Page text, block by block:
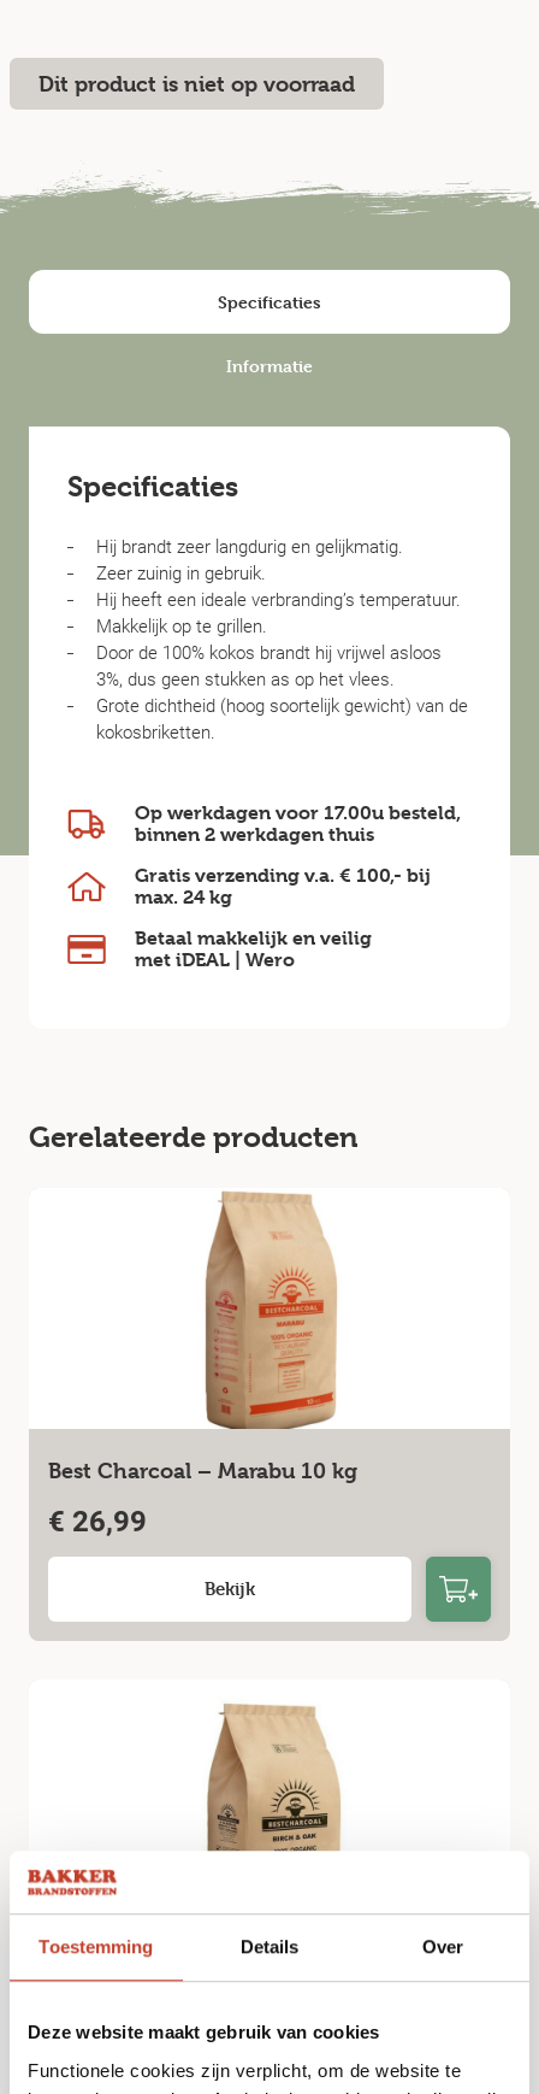
Toestemming Details Over
Deze website maakt gebruik van cookies
Functionele cookies zijn verplicht, om de website te
Dit product is niet op voorraad
Specificaties
Informatie
Specificaties
Hij brandt zeer langdurig en gelijkmatig.
Zeer zuinig in gebruik.
Hij heeft een ideale verbranding’s temperatuur.
Makkelijk op te grillen.
Door de 100% kokos brandt hij vrijwel asloos
3%, dus geen stukken as op het vlees.
Grote dichtheid (hoog soortelijk gewicht) van de
kokosbriketten.
Op werkdagen voor 17.00u besteld,
binnen 2 werkdagen thuis
Gratis verzending v.a. € 100,- bij
max. 24 kg
Betaal makkelijk en veilig
met iDEAL | Wero
Gerelateerde producten
Best Charcoal – Marabu 10 kg
€ 26,99
Bekijk
Best Charcoal Berken Eik 3kg
Bekijk